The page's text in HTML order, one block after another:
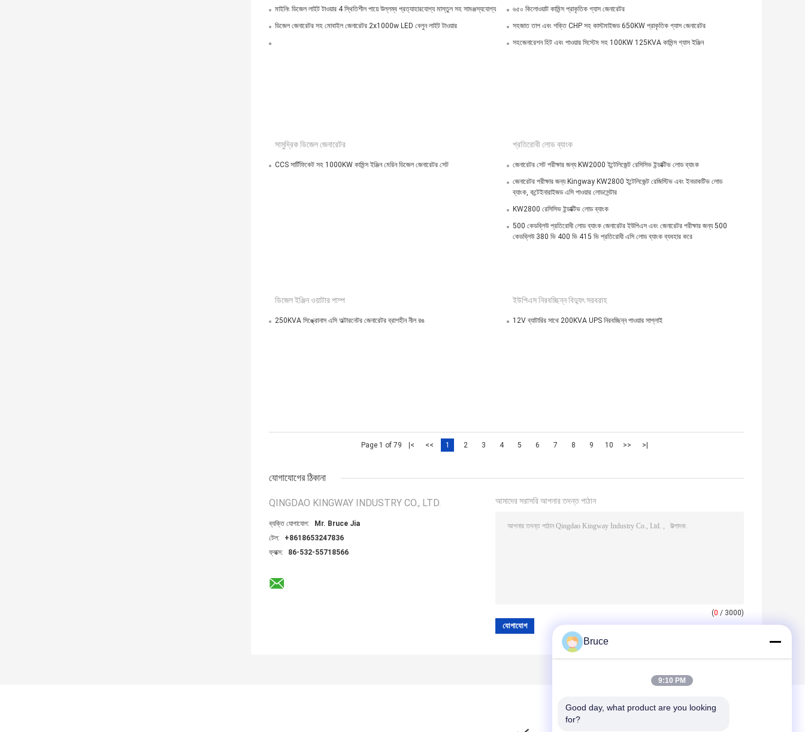
মাইনিং ডিজেল লাইট টাওয়ার 4 স্থিতিশীল পায়ে উল্লম্ব প্রত্যাহারযোগ্য মাস্তুল সহ সামঞ্জস্যযোগ্য
ডিজেল জেনারেটর সহ মোবাইল জেনারেটর 2x1000w LED বেলুন লাইট টাওয়ার
৬৫০ কিলোওয়াট কামিন্স প্রাকৃতিক গ্যাস জেনারেটর
সহজাত তাপ এবং শক্তি CHP সহ কাস্টমাইজড 650KW প্রাকৃতিক গ্যাস জেনারেটর
সহজেনারেশন হিট এবং পাওয়ার সিস্টেম সহ 100KW 125KVA কামিন্স গ্যাস ইঞ্জিন
সামুদ্রিক ডিজেল জেনারেটর
CCS সার্টিফিকেট সহ 1000KW কামিন্স ইঞ্জিন মেরিন ডিজেল জেনারেটর সেট
প্রতিরোধী লোড ব্যাংক
জেনারেটর সেট পরীক্ষার জন্য KW2000 ইন্টেলিজেন্ট রেসিসিভ ইন্ডাক্টিভ লোড ব্যাংক
জেনারেটর পরীক্ষার জন্য Kingway KW2800 ইন্টেলিজেন্ট রেজিস্টিভ এবং ইনডাকটিভ লোড
ব্যাংক, কন্টেইনারাইজড এসি পাওয়ার লোডসেন্টার
KW2800 রেসিসিভ ইন্ডাক্টিভ লোড ব্যাংক
500 কেডব্লিউ প্রতিরোধী লোড ব্যাংক জেনারেটর ইউপিএস এবং জেনারেটর পরীক্ষার জন্য 500
কেডব্লিউ 380 ভি 400 ভি 415 ভি প্রতিরোধী এসি লোড ব্যাংক ব্যবহার করে
ডিজেল ইঞ্জিন ওয়াটার পাম্প
250KVA সিঙ্ক্রোনাস এসি অল্টারনেটর জেনারেটর ব্রাশহীন নীল রঙ
ইউপিএস নিরবচ্ছিন্ন বিদ্যুৎ সরবরাহ
12V ব্যাটারির সাথে 200KVA UPS নিরবচ্ছিন্ন পাওয়ার সাপ্লাই
Page 1 of 79 |< << 1 2 3 4 5 6 7 8 9 10 >> >|
যোগাযোগের ঠিকানা
QINGDAO KINGWAY INDUSTRY CO., LTD.
ব্যক্তি যোগাযোগ:
Mr. Bruce Jia
টেল:
+8618653247836
ফ্যাক্স:
86-532-55718566
আমাদের সরাসরি আপনার তদন্ত পাঠান
(0 / 3000)
Bruce
9:10 PM
Good day, what product are you looking
for?